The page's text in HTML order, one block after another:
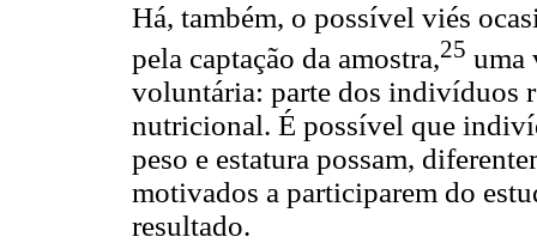
Há, também, o possível viés
pela captação da amostra,25 uma
voluntária: parte dos indivíduos
nutricional. É possível que
peso e estatura possam,
motivados a participarem do
resultado.